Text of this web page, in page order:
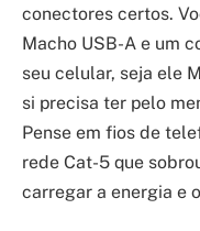
conectores certos.
Macho USB-A e um
seu celular, seja ele
si precisa ter pelo
Pense em fios de
rede Cat-5 que
carregar a energia e